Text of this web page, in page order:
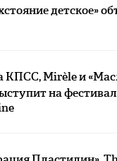
детское»
КПСС, Mirèle и
на